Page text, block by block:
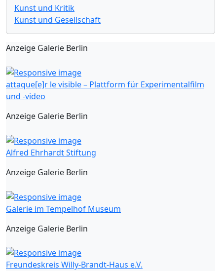
Kunst und Kritik
Kunst und Gesellschaft
Anzeige Galerie Berlin
attaque[e]r le visible – Plattform für Experimentalfilm
und -video
Anzeige Galerie Berlin
Alfred Ehrhardt Stiftung
Anzeige Galerie Berlin
Galerie im Tempelhof Museum
Anzeige Galerie Berlin
Freundeskreis Willy-Brandt-Haus e.V.